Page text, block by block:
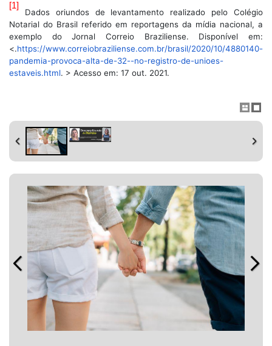
[1]
Dados oriundos de levantamento realizado pelo Colégio
Notarial do Brasil referido em reportagens da mídia nacional, a
exemplo do Jornal Correio Braziliense. Disponível em:
<.https://www.correiobraziliense.com.br/brasil/2020/10/4880140-
pandemia-provoca-alta-de-32--no-registro-de-unioes-
estaveis.html. > Acesso em: 17 out. 2021.